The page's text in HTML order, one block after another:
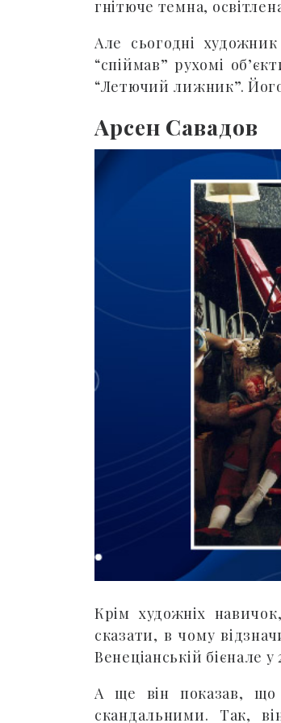
гнітюче темна,
Але сьогодні
“спіймав” рухомі
“Летючий лижник”.
Арсен Савадов
Крім художніх
сказати, в чому
Венеціанській бієнале у
А ще він показав, що
скандальними. Так,